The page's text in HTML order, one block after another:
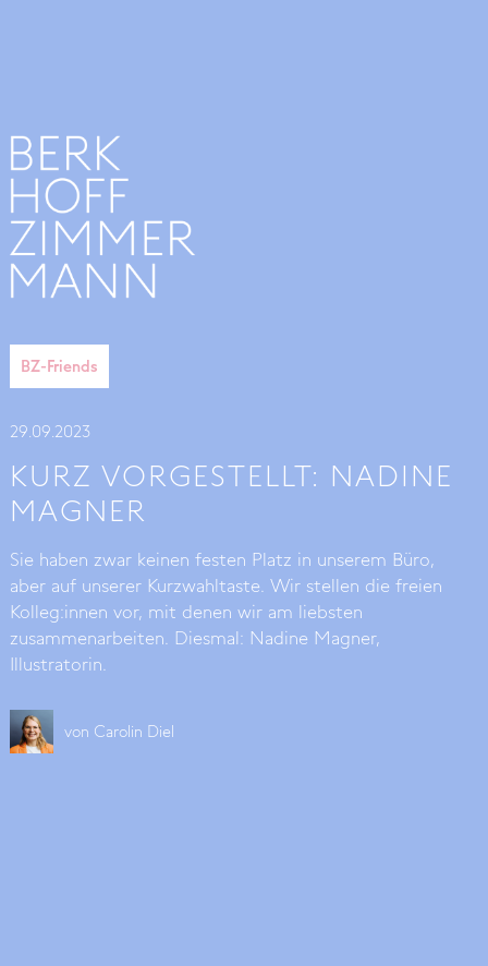
BZ-Friends
29 09 2023
KURZ VORGESTELLT: NADINE
MAGNER
Sie haben zwar keinen festen Platz in unserem Büro,
aber auf unserer Kurzwahltaste. Wir stellen die freien
Kolleg:innen vor, mit denen wir am liebsten
zusammenarbeiten. Diesmal: Nadine Magner,
Illustratorin.
von Carolin Diel